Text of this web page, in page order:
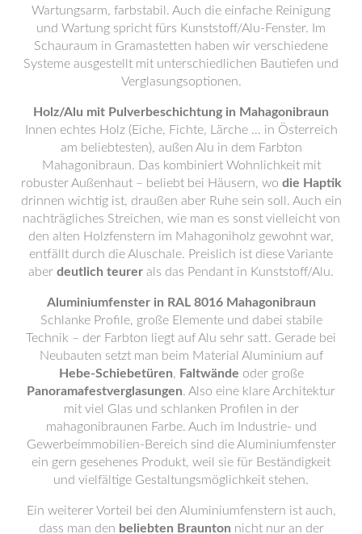
Wartungsarm, farbstabil. Auch die einfache Reinigung
und Wartung spricht fürs Kunststoff/Alu-Fenster. Im
Schauraum in Gramastetten haben wir verschiedene
Systeme ausgestellt mit unterschiedlichen Bautiefen und
Verglasungsoptionen.
Holz/Alu mit Pulverbeschichtung in Mahagonibraun
Innen echtes Holz (Eiche, Fichte, Lärche … in Österreich
am beliebtesten), außen Alu in dem Farbton
Mahagonibraun. Das kombiniert Wohnlichkeit mit
robuster Außenhaut – beliebt bei Häusern, wo die Haptik
drinnen wichtig ist, draußen aber Ruhe sein soll. Auch ein
nachträgliches Streichen, wie man es sonst vielleicht von
den alten Holzfenstern im Mahagoniholz gewohnt war,
entfällt durch die Aluschale. Preislich ist diese Variante
aber deutlich teurer als das Pendant in Kunststoff/Alu.
Aluminiumfenster in RAL 8016 Mahagonibraun
Schlanke Profile, große Elemente und dabei stabile
Technik – der Farbton liegt auf Alu sehr satt. Gerade bei
Neubauten setzt man beim Material Aluminium auf
Hebe-Schiebetüren, Faltwände oder große
Panoramafestverglasungen. Also eine klare Architektur
mit viel Glas und schlanken Profilen in der
mahagonibraunen Farbe. Auch im Industrie- und
Gewerbeimmobilien-Bereich sind die Aluminiumfenster
ein gern gesehenes Produkt, weil sie für Beständigkeit
und vielfältige Gestaltungsmöglichkeit stehen.
Ein weiterer Vorteil bei den Aluminiumfenstern ist auch,
dass man den beliebten Braunton nicht nur an der